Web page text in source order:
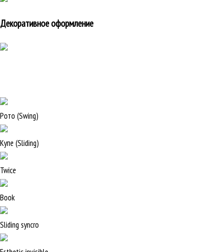
Декоративное оформление
Рото (Swing)
Купе (Sliding)
Twice
Book
Sliding syncro